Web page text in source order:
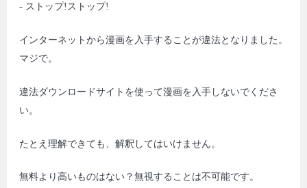
- ストップ!ストップ!
インターネットから漫画を入手することが違法となりました。
マジで。
違法ダウンロードサイトを使って漫画を入手しないでくださ
い。
たとえ理解できても、解釈してはいけません。
無料より高いものはない？無視することは不可能です。